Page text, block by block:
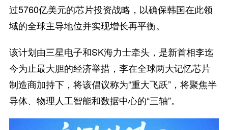
过5760亿美元的芯片投资战略，以确保韩国在此领
域的全球主导地位并实现增长再平衡。
该计划由三星电子和SK海力士牵头，是新首相李迄
今为止最大胆的经济举措，李在全球两大记忆芯片
制造商加持下，将该倡议称为“重大飞跃”，将聚焦半
导体、物理人工智能和数据中心的“三轴”。